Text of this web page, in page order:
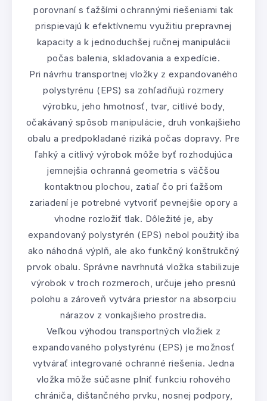
porovnaní s ťažšími ochrannými riešeniami tak
prispievajú k efektívnemu využitiu prepravnej
kapacity a k jednoduchšej ručnej manipulácii
počas balenia, skladovania a expedície.
Pri návrhu transportnej vložky z expandovaného
polystyrénu (EPS) sa zohľadňujú rozmery
výrobku, jeho hmotnosť, tvar, citlivé body,
očakávaný spôsob manipulácie, druh vonkajšieho
obalu a predpokladané riziká počas dopravy. Pre
ľahký a citlivý výrobok môže byť rozhodujúca
jemnejšia ochranná geometria s väčšou
kontaktnou plochou, zatiaľ čo pri ťažšom
zariadení je potrebné vytvoriť pevnejšie opory a
vhodne rozložiť tlak. Dôležité je, aby
expandovaný polystyrén (EPS) nebol použitý iba
ako náhodná výplň, ale ako funkčný konštrukčný
prvok obalu. Správne navrhnutá vložka stabilizuje
výrobok v troch rozmeroch, určuje jeho presnú
polohu a zároveň vytvára priestor na absorpciu
nárazov z vonkajšieho prostredia.
Veľkou výhodou transportných vložiek z
expandovaného polystyrénu (EPS) je možnosť
vytvárať integrované ochranné riešenia. Jedna
vložka môže súčasne plniť funkciu rohového
chrániča, dištančného prvku, nosnej podpory,